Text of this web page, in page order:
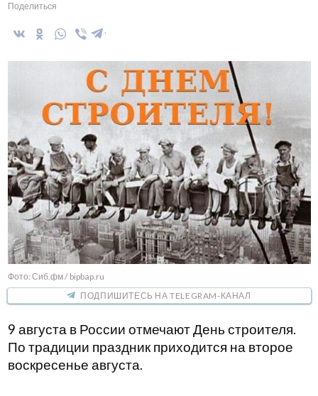
Поделиться
Фото: Сиб.фм / bipbap.ru
ПОДПИШИТЕСЬ НА TELEGRAM-КАНАЛ
9 августа в России отмечают День строителя.
По традиции праздник приходится на второе
воскресенье августа.